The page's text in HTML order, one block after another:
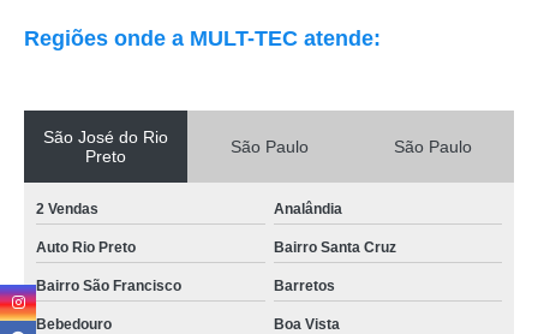
Regiões onde a MULT-TEC atende:
São José do Rio
Preto
São Paulo São Paulo
2 Vendas Analândia
Auto Rio Preto Bairro Santa Cruz
Bairro São Francisco Barretos
Bebedouro Boa Vista